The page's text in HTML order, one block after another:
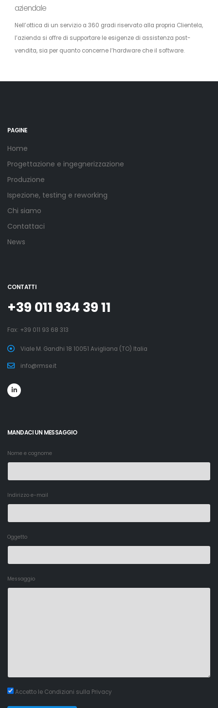
aziendale
Nell’ottica di un servizio a 360 gradi riservato alla propria Clientela,
l’azienda si offre di supportare le esigenze di assistenza post-
vendita, sia per quanto concerne l’hardware che il software.
PAGINE
Home
Progettazione e ingegnerizzazione
Produzione
Ispezione, testing e reworking
Chi siamo
Contattaci
News
CONTATTI
+39 011 934 39 11
Fax: +39 011 93 68 313
Viale M. Gandhi 18 10051 Avigliana (TO) Italia
info@rmse.it
MANDACI UN MESSAGGIO
Nome e cognome
Indirizzo e-mail
Oggetto
Messaggio
Accetto le Condizioni sulla Privacy